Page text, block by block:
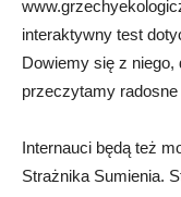
interaktywny test
Dowiemy się z
przeczytamy radosne
Internauci będą też
Strażnika Sumienia.